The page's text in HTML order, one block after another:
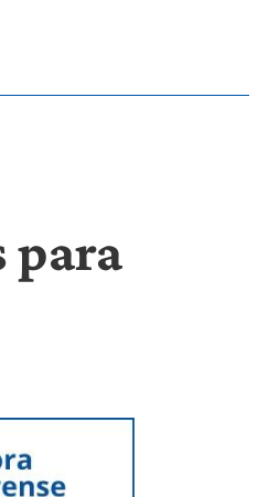
para